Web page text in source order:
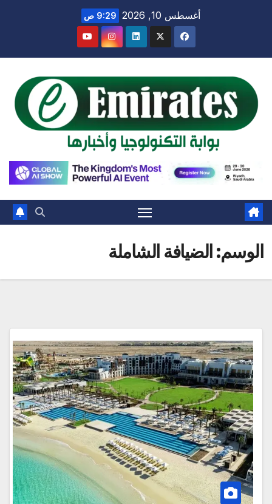
أغسطس 10, 2026 9:29 ص
الوسم: الضيافة الشاملة